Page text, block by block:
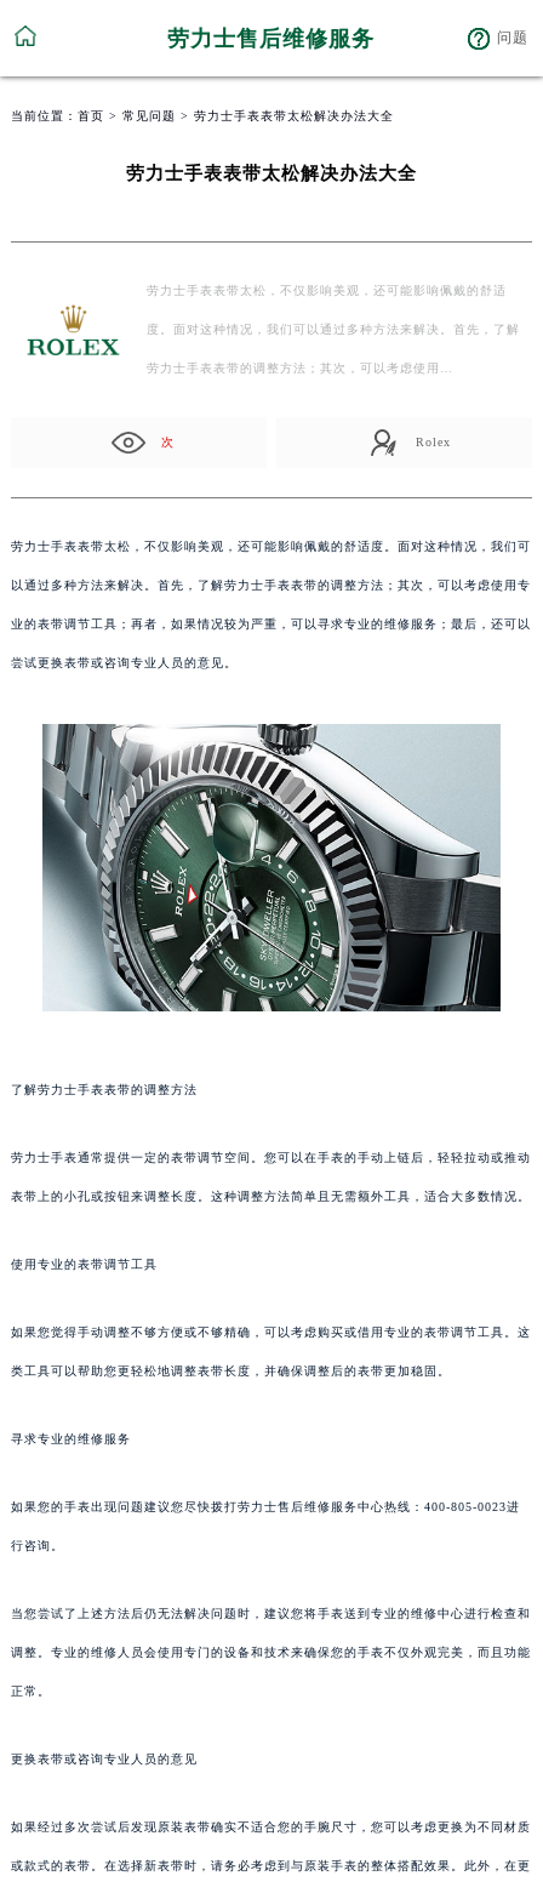
劳力士售后维修服务 问题
当前位置： 首页 > 常见问题 > 劳力士手表表带太松解决办法大全
劳力士手表表带太松解决办法大全
劳力士手表表带太松，不仅影响美观，还可能影响佩戴的舒适
度。面对这种情况，我们可以通过多种方法来解决。首先，了解
劳力士手表表带的调整方法；其次，可以考虑使用…
次 Rolex
劳力士手表表带太松，不仅影响美观，还可能影响佩戴的舒适度。面对这种情况，我们可
以通过多种方法来解决。首先，了解劳力士手表表带的调整方法；其次，可以考虑使用专
业的表带调节工具；再者，如果情况较为严重，可以寻求专业的维修服务；最后，还可以
尝试更换表带或咨询专业人员的意见。
了解劳力士手表表带的调整方法
劳力士手表通常提供一定的表带调节空间。您可以在手表的手动上链后，轻轻拉动或推动
表带上的小孔或按钮来调整长度。这种调整方法简单且无需额外工具，适合大多数情况。
使用专业的表带调节工具
如果您觉得手动调整不够方便或不够精确，可以考虑购买或借用专业的表带调节工具。这
类工具可以帮助您更轻松地调整表带长度，并确保调整后的表带更加稳固。
寻求专业的维修服务
如果您的手表出现问题建议您尽快拨打劳力士售后维修服务中心热线：400-805-0023进
行咨询。
当您尝试了上述方法后仍无法解决问题时，建议您将手表送到专业的维修中心进行检查和
调整。专业的维修人员会使用专门的设备和技术来确保您的手表不仅外观完美，而且功能
正常。
更换表带或咨询专业人员的意见
如果经过多次尝试后发现原装表带确实不适合您的手腕尺寸，您可以考虑更换为不同材质
或款式的表带。在选择新表带时，请务必考虑到与原装手表的整体搭配效果。此外，在更